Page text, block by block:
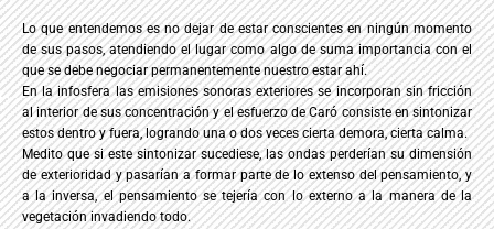
Lo que entendemos es no dejar de estar conscientes en ningún momento
de sus pasos, atendiendo el lugar como algo de suma importancia con el
que se debe negociar permanentemente nuestro estar ahí.
En la infosfera las emisiones sonoras exteriores se incorporan sin fricción
al interior de sus concentración y el esfuerzo de Caró consiste en sintonizar
estos dentro y fuera, logrando una o dos veces cierta demora, cierta calma.
Medito que si este sintonizar sucediese, las ondas perderían su dimensión
de exterioridad y pasarían a formar parte de lo extenso del pensamiento, y
a la inversa, el pensamiento se tejería con lo externo a la manera de la
vegetación invadiendo todo.